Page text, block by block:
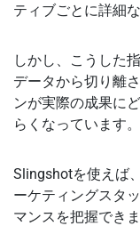
ティブごとに詳細
しかし、こうした
データから切り離
ンが実際の成果に
らくなっています。
Slingshotを使えば
ーケティングスタ
マンスを把握できま